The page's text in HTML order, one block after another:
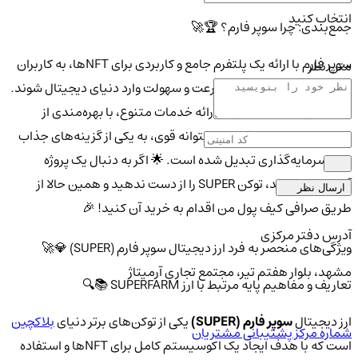
جمع‌بندی: چرا سوپر فارم؟ 🏆🚀
سوپر فارم با ارائه یک پلتفرم جامع و کاربردی برای NFTها، به کاربران
این امکان را می‌دهد تا با سرعت و سهولت وارد دنیای دیجیتال شوند.
💫 این ارز دیجیتال علاوه بر ارائه خدمات متنوع، با بهره‌مندی از
همکاری‌های استراتژیک و پشتوانه قوی، به یکی از گزینه‌های جذاب
برای سرمایه‌گذاری تبدیل شده است. 🌟 اگر به دنبال یک پروژه
آینده‌دار هستید، توکن SUPER را از دست ندهید و همین حالا از
طریق صرافی کیف پول من اقدام به خرید آن کنید! 🎉
ویژگی‌های منحصر به فرد ارز دیجیتال سوپر فارم (SUPER) 💎🚀
تعاریف و مفاهیم پایه مرتبط با ارز SUPERFARM 📚🔍
ارز دیجیتالسوپر فارم (SUPER) یکی از توکن‌های برتر دنیایبلاکچین
است که با هدف ایجاد یک اکوسیستم کامل برای NFTها و استفاده
انتخاب کنید
متن نظر
ارسال نظر
آدرس دفتر مرکزی
مشهد، بلوار هفتم تیر، مجتمع تجاری آرمیتاژ
شماره مرکز پشتیبانی مشتریان